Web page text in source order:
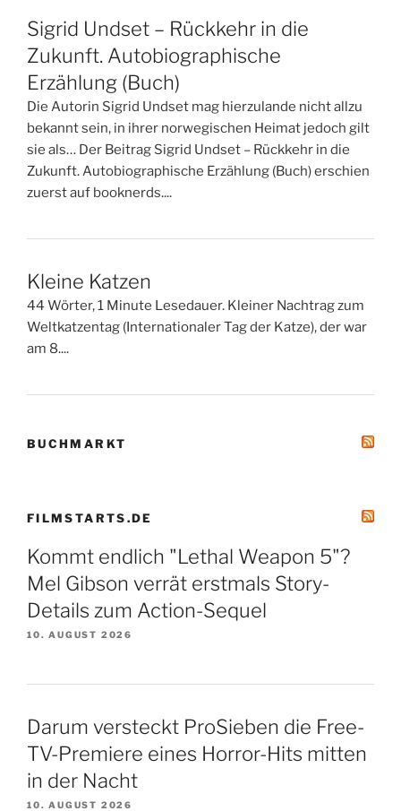
Sigrid Undset – Rückkehr in die
Zukunft. Autobiographische
Erzählung (Buch)
Die Autorin Sigrid Undset mag hierzulande nicht allzu
bekannt sein, in ihrer norwegischen Heimat jedoch gilt
sie als… Der Beitrag Sigrid Undset – Rückkehr in die
Zukunft. Autobiographische Erzählung (Buch) erschien
zuerst auf booknerds....
Kleine Katzen
44 Wörter, 1 Minute Lesedauer. Kleiner Nachtrag zum
Weltkatzentag (Internationaler Tag der Katze), der war
am 8....
BUCHMARKT
FILMSTARTS.DE
Kommt endlich "Lethal Weapon 5"?
Mel Gibson verrät erstmals Story-
Details zum Action-Sequel
10. AUGUST 2026
Darum versteckt ProSieben die Free-
TV-Premiere eines Horror-Hits mitten
in der Nacht
10. AUGUST 2026